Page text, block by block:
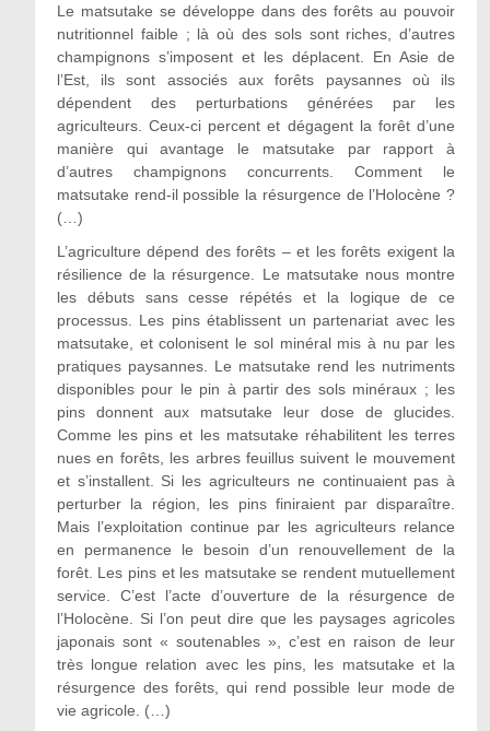
Le matsutake se développe dans des forêts au pouvoir
nutritionnel faible ; là où des sols sont riches, d’autres
champignons s’imposent et les déplacent. En Asie de
l’Est, ils sont associés aux forêts paysannes où ils
dépendent des perturbations générées par les
agriculteurs. Ceux-ci percent et dégagent la forêt d’une
manière qui avantage le matsutake par rapport à
d’autres champignons concurrents. Comment le
matsutake rend-il possible la résurgence de l’Holocène ?
(…)
L’agriculture dépend des forêts – et les forêts exigent la
résilience de la résurgence. Le matsutake nous montre
les débuts sans cesse répétés et la logique de ce
processus. Les pins établissent un partenariat avec les
matsutake, et colonisent le sol minéral mis à nu par les
pratiques paysannes. Le matsutake rend les nutriments
disponibles pour le pin à partir des sols minéraux ; les
pins donnent aux matsutake leur dose de glucides.
Comme les pins et les matsutake réhabilitent les terres
nues en forêts, les arbres feuillus suivent le mouvement
et s’installent. Si les agriculteurs ne continuaient pas à
perturber la région, les pins finiraient par disparaître.
Mais l’exploitation continue par les agriculteurs relance
en permanence le besoin d’un renouvellement de la
forêt. Les pins et les matsutake se rendent mutuellement
service. C’est l’acte d’ouverture de la résurgence de
l’Holocène. Si l’on peut dire que les paysages agricoles
japonais sont « soutenables », c’est en raison de leur
très longue relation avec les pins, les matsutake et la
résurgence des forêts, qui rend possible leur mode de
vie agricole. (…)